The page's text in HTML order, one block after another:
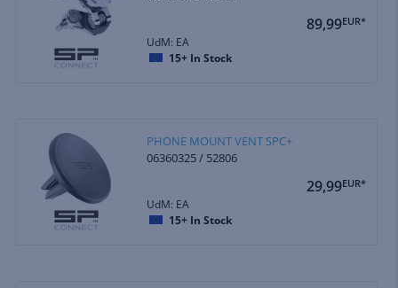
89,99EUR*
UdM: EA
15+ In Stock
PHONE MOUNT VENT SPC+
06360325 / 52806
29,99EUR*
UdM: EA
15+ In Stock